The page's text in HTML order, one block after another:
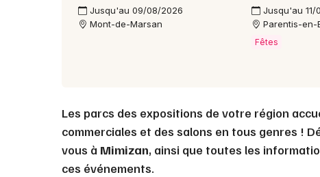
Jusqu'au 09/08/2026
Mont-de-Marsan
Jusqu'au 11/
Parentis-en-
Fêtes
Les parcs des expositions de votre région
commerciales et des salons en tous genres !
vous à Mimizan, ainsi que toutes les
ces événements.